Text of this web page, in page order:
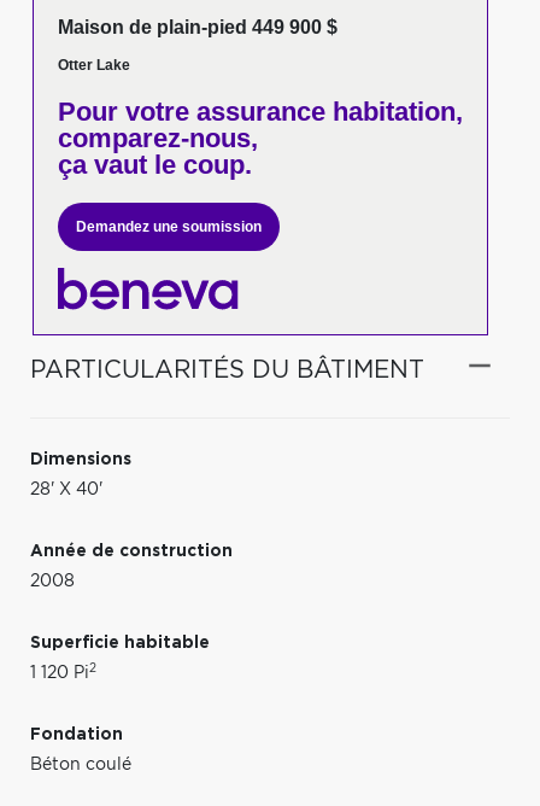
Maison de plain-pied 449 900 $
Otter Lake
Pour votreassurance habitation,
comparez-nous,
ça vaut le coup.
Demandez une soumission
PARTICULARITÉS DU BÂTIMENT
Dimensions
28' X 40'
Année de construction
2008
Superficie habitable
1 120 Pi2
Fondation
Béton coulé